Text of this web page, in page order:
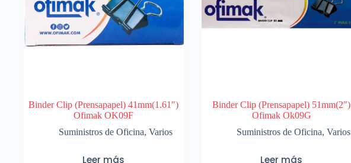
Binder Clip (Prensapapel) 41mm(1.61″)
Ofimak OK09F
Suministros de Oficina, Varios
Leer más
Binder Clip (Prensapapel) 51mm(2″)
Ofimak Ok09G
Suministros de Oficina, Varios
Leer más